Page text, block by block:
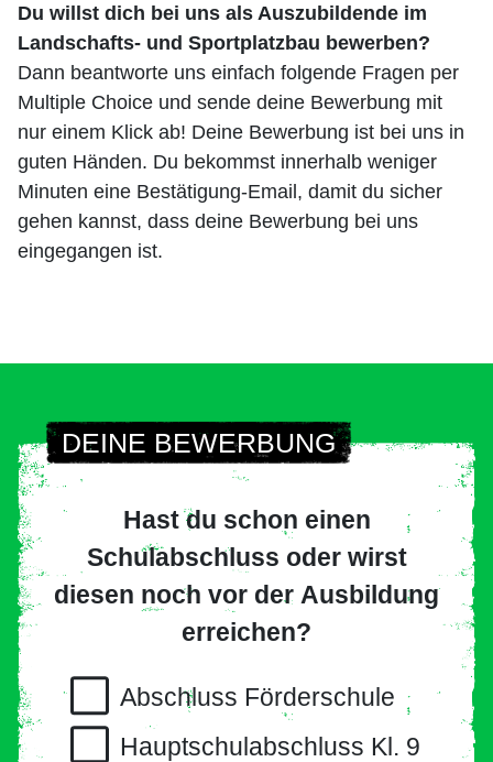
Du willst dich bei uns als Auszubildende im
Landschafts- und Sportplatzbau bewerben?
Dann beantworte uns einfach folgende Fragen per
Multiple Choice und sende deine Bewerbung mit
nur einem Klick ab! Deine Bewerbung ist bei uns in
guten Händen. Du bekommst innerhalb weniger
Minuten eine Bestätigung-Email, damit du sicher
gehen kannst, dass deine Bewerbung bei uns
eingegangen ist.
DEINE BEWERBUNG
Hast du schon einen
Schulabschluss oder wirst
diesen noch vor der Ausbildung
erreichen?
Abschluss Förderschule
Hauptschulabschluss Kl. 9